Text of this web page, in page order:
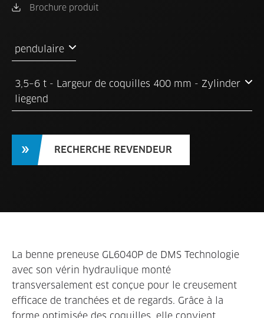
Brochure produit
pendulaire
3,5–6 t - Largeur de coquilles 400 mm - Zylinder
liegend
RECHERCHE REVENDEUR
La benne preneuse GL6040P de DMS Technologie
avec son vérin hydraulique monté
transversalement est conçue pour le creusement
efficace de tranchées et de regards. Grâce à la